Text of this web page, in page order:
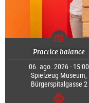
Practice balance
06. ago. 2026 - 15:00
Spielzeug Museum,
Bürgerspitalgasse 2